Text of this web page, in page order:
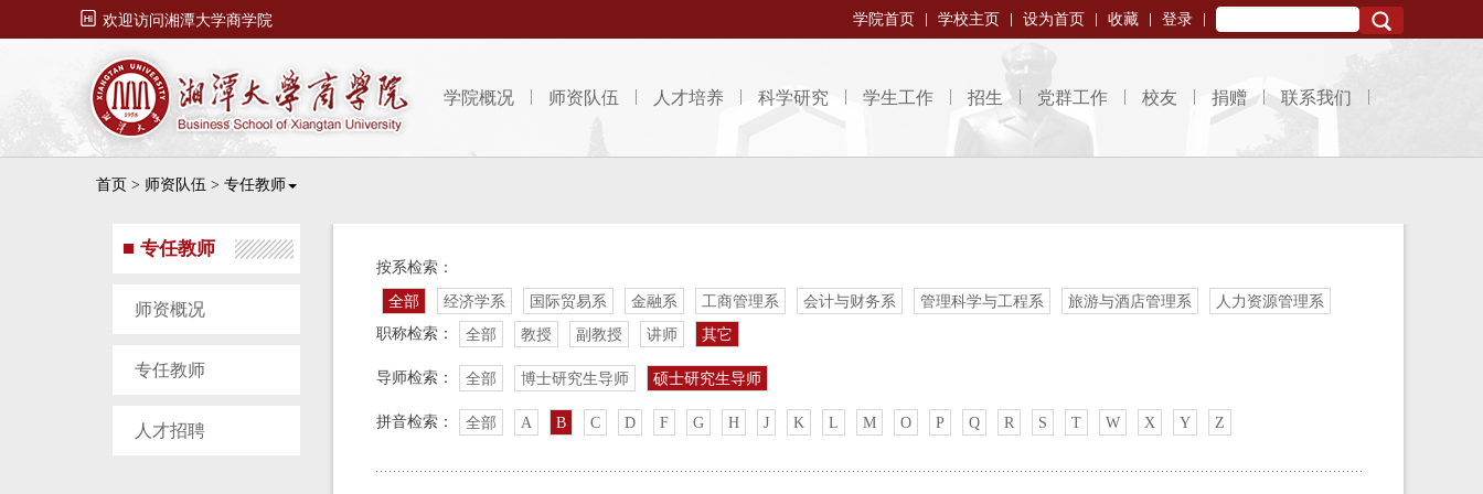
 欢迎访问湘潭大学商学院 学院首页 学校主页 设为首页 收藏 登录
学院概况 师资队伍 人才培养 科学研究 学生工作 招生 党群工作 校友 捐赠 联系我们
首页 > 师资队伍 > 专任教师
专任教师
师资概况
专任教师
人才招聘
按系检索：
全部 经济学系 国际贸易系 金融系 工商管理系 会计与财务系 管理科学与工程系 旅游与酒店管理系
人力资源管理系
职称检索：
全部 教授 副教授 讲师 其它
导师检索： 全部 博士研究生导师 硕士研究生导师
拼音检索： 全部 A B C D F G H J K L M O P Q R S T W X Y Z